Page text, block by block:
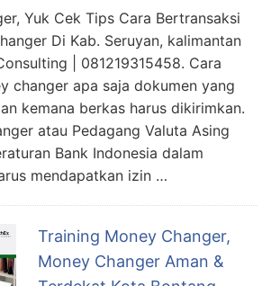
Yuk Cek Tips Cara Bertransaksi
Di Kab. Seruyan, kalimantan
| 081219315458. Cara
changer apa saja dokumen yang
kemana berkas harus dikirimkan.
atau Pedagang Valuta Asing
Bank Indonesia dalam
mendapatkan izin …
Training Money Changer,
Money Changer Aman &